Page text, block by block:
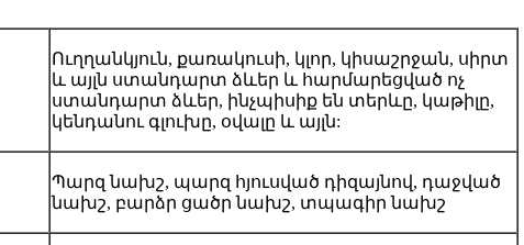
Ուղղանկյուն, քառակուսի, կլոր, կիսաշրջան, սիրտ
և այլն ստանդարտ ձևեր և հարմարեցված ոչ
ստանդարտ ձևեր, ինչպիսիք են տերևը, կաթիլը,
կենդանու գլուխը, օվալը և այլն:
Պարզ նախշ, պարզ հյուսված դիզայնով, դաջված
նախշ, բարձր ցածր նախշ, տպագիր նախշ